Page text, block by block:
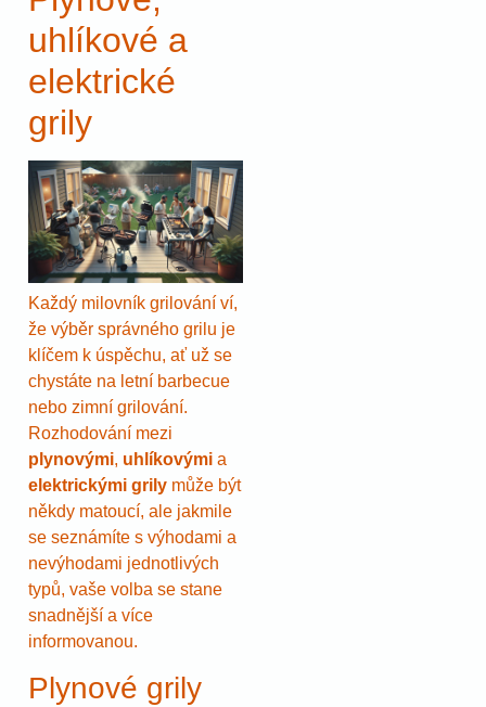
uhlíkové a
elektrické
grily
Každý milovník grilování ví,
že výběr správného grilu je
klíčem k úspěchu, ať už se
chystáte na letní barbecue
nebo zimní grilování.
Rozhodování mezi
plynovými, uhlíkovými a
elektrickými grily může být
někdy matoucí, ale jakmile
se seznámíte s výhodami a
nevýhodami jednotlivých
typů, vaše volba se stane
snadnější a více
informovanou.
Plynové grily